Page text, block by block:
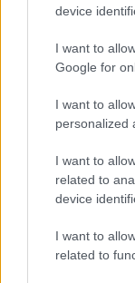
device
I want to
Google for
I want to
personalized
I want to
related to
device
I want to
related to